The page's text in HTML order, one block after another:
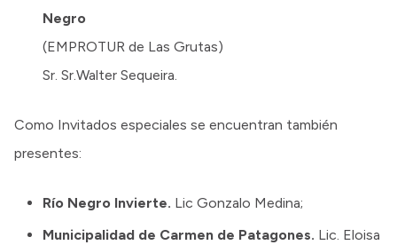
Negro
(EMPROTUR de Las Grutas)
Sr. Sr.Walter Sequeira.
Como Invitados especiales se encuentran también
presentes:
Río Negro Invierte. Lic Gonzalo Medina;
Municipalidad de Carmen de Patagones. Lic. Eloisa